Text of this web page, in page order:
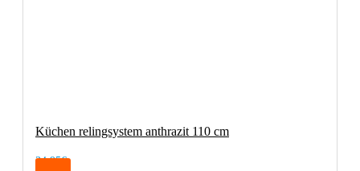
Küchen relingsystem anthrazit 110 cm
34,95€